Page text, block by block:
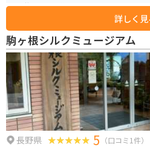
ん。牧場では、絶品のソフトクリームも
詳しく見
駒ヶ根シルクミュージアム
長野県 5 （口コミ1件）